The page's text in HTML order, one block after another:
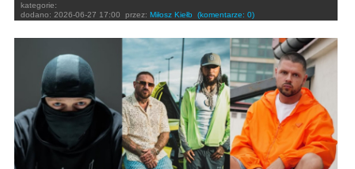
kategorie:
dodano: 2026-06-27 17:00 przez: Miłosz Kiełb (komentarze: 0)